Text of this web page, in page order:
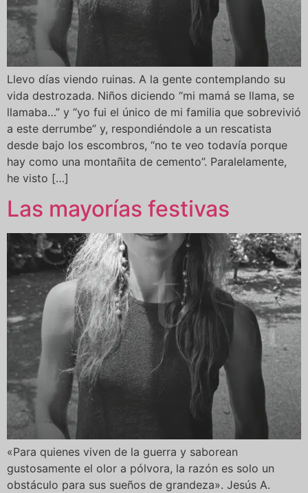
Llevo días viendo ruinas. A la gente contemplando su
vida destrozada. Niños diciendo “mi mamá se llama, se
llamaba…” y “yo fui el único de mi familia que sobrevivió
a este derrumbe” y, respondiéndole a un rescatista
desde bajo los escombros, “no te veo todavía porque
hay como una montañita de cemento”. Paralelamente,
he visto […]
Las mayorías festivas
«Para quienes viven de la guerra y saborean
gustosamente el olor a pólvora, la razón es solo un
obstáculo para sus sueños de grandeza». Jesús A.